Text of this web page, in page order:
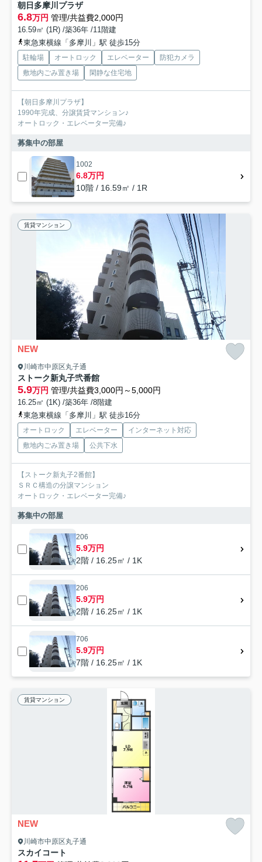
朝日多摩川プラザ
6.8万円 管理/共益費2,000円
16.59㎡ (1R) /築36年 /11階建
東急東横線「多摩川」駅 徒歩15分
駐輪場 オートロック エレベーター
防犯カメラ
敷地内ごみ置き場
閑静な住宅地
【朝日多摩川プラザ】
1990年完成、分譲賃貸マンション♪
オートロック・エレベーター完備♪
募集中の部屋
1002
6.8万円
10階 / 16.59㎡ / 1R
賃貸マンション
NEW
川崎市中原区丸子通
ストーク新丸子弐番館
5.9万円 管理/共益費3,000円～5,000円
16.25㎡ (1K) /築36年 /8階建
東急東横線「多摩川」駅 徒歩16分
オートロック エレベーター
インターネット対応
敷地内ごみ置き場
公共下水
【ストーク新丸子2番館】
ＳＲＣ構造の分譲マンション
オートロック・エレベーター完備♪
募集中の部屋
206
5.9万円
2階 / 16.25㎡ / 1K
206
5.9万円
2階 / 16.25㎡ / 1K
706
5.9万円
7階 / 16.25㎡ / 1K
賃貸マンション
NEW
川崎市中原区丸子通
スカイコート